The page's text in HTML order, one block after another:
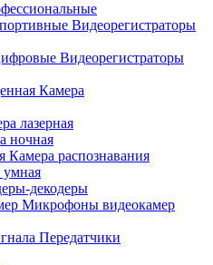
Видеорегистраторы
Видеорегистраторы
Камера
лазерная
ночная
Камера распознавания
умная
декодеры
Микрофоны видеокамер
Передатчики